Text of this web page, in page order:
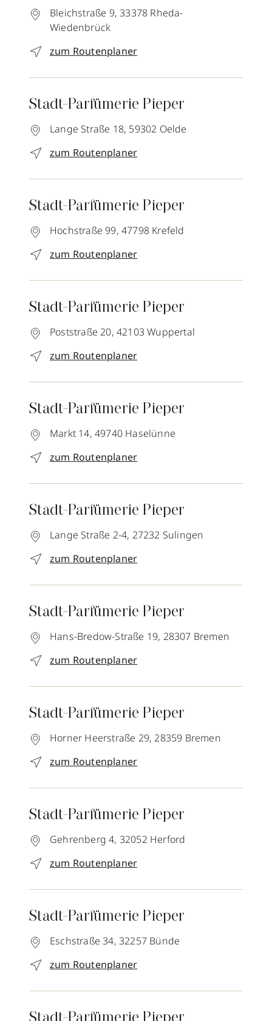
Bleichstraße 9, 33378 Rheda-
Wiedenbrück
zum Routenplaner
Stadt-Parfümerie Pieper
Lange Straße 18, 59302 Oelde
zum Routenplaner
Stadt-Parfümerie Pieper
Hochstraße 99, 47798 Krefeld
zum Routenplaner
Stadt-Parfümerie Pieper
Poststraße 20, 42103 Wuppertal
zum Routenplaner
Stadt-Parfümerie Pieper
Markt 14, 49740 Haselünne
zum Routenplaner
Stadt-Parfümerie Pieper
Lange Straße 2-4, 27232 Sulingen
zum Routenplaner
Stadt-Parfümerie Pieper
Hans-Bredow-Straße 19, 28307 Bremen
zum Routenplaner
Stadt-Parfümerie Pieper
Horner Heerstraße 29, 28359 Bremen
zum Routenplaner
Stadt-Parfümerie Pieper
Gehrenberg 4, 32052 Herford
zum Routenplaner
Stadt-Parfümerie Pieper
Eschstraße 34, 32257 Bünde
zum Routenplaner